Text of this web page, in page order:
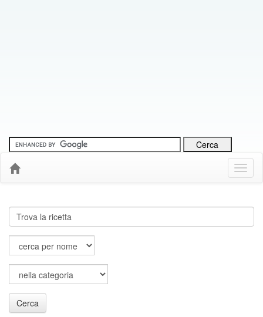
Menu
Down
Cerca
Cerca